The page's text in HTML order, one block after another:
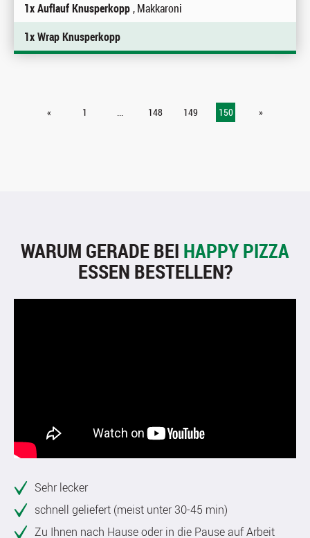
1x Auflauf Knusperkopp, Makkaroni
1x Wrap Knusperkopp
« 1 ... 148 149 150 »
WARUM GERADE BEI HAPPY PIZZA
ESSEN BESTELLEN?
Sehr lecker
schnell geliefert (meist unter 30-45 min)
Zu Ihnen nach Hause oder in die Pause auf Arbeit